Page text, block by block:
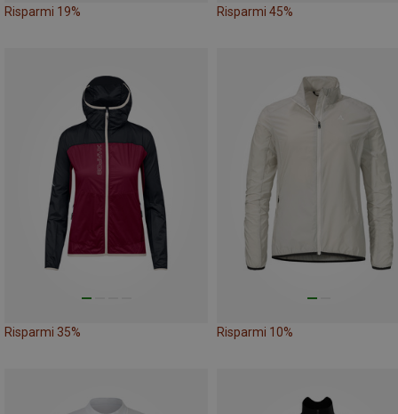
Risparmi 19% Risparmi 45%
Risparmi 35% Risparmi 10%